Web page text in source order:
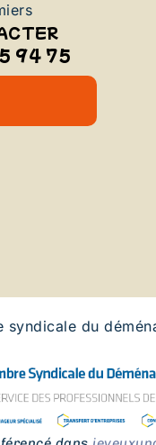
94 75
syndicale du